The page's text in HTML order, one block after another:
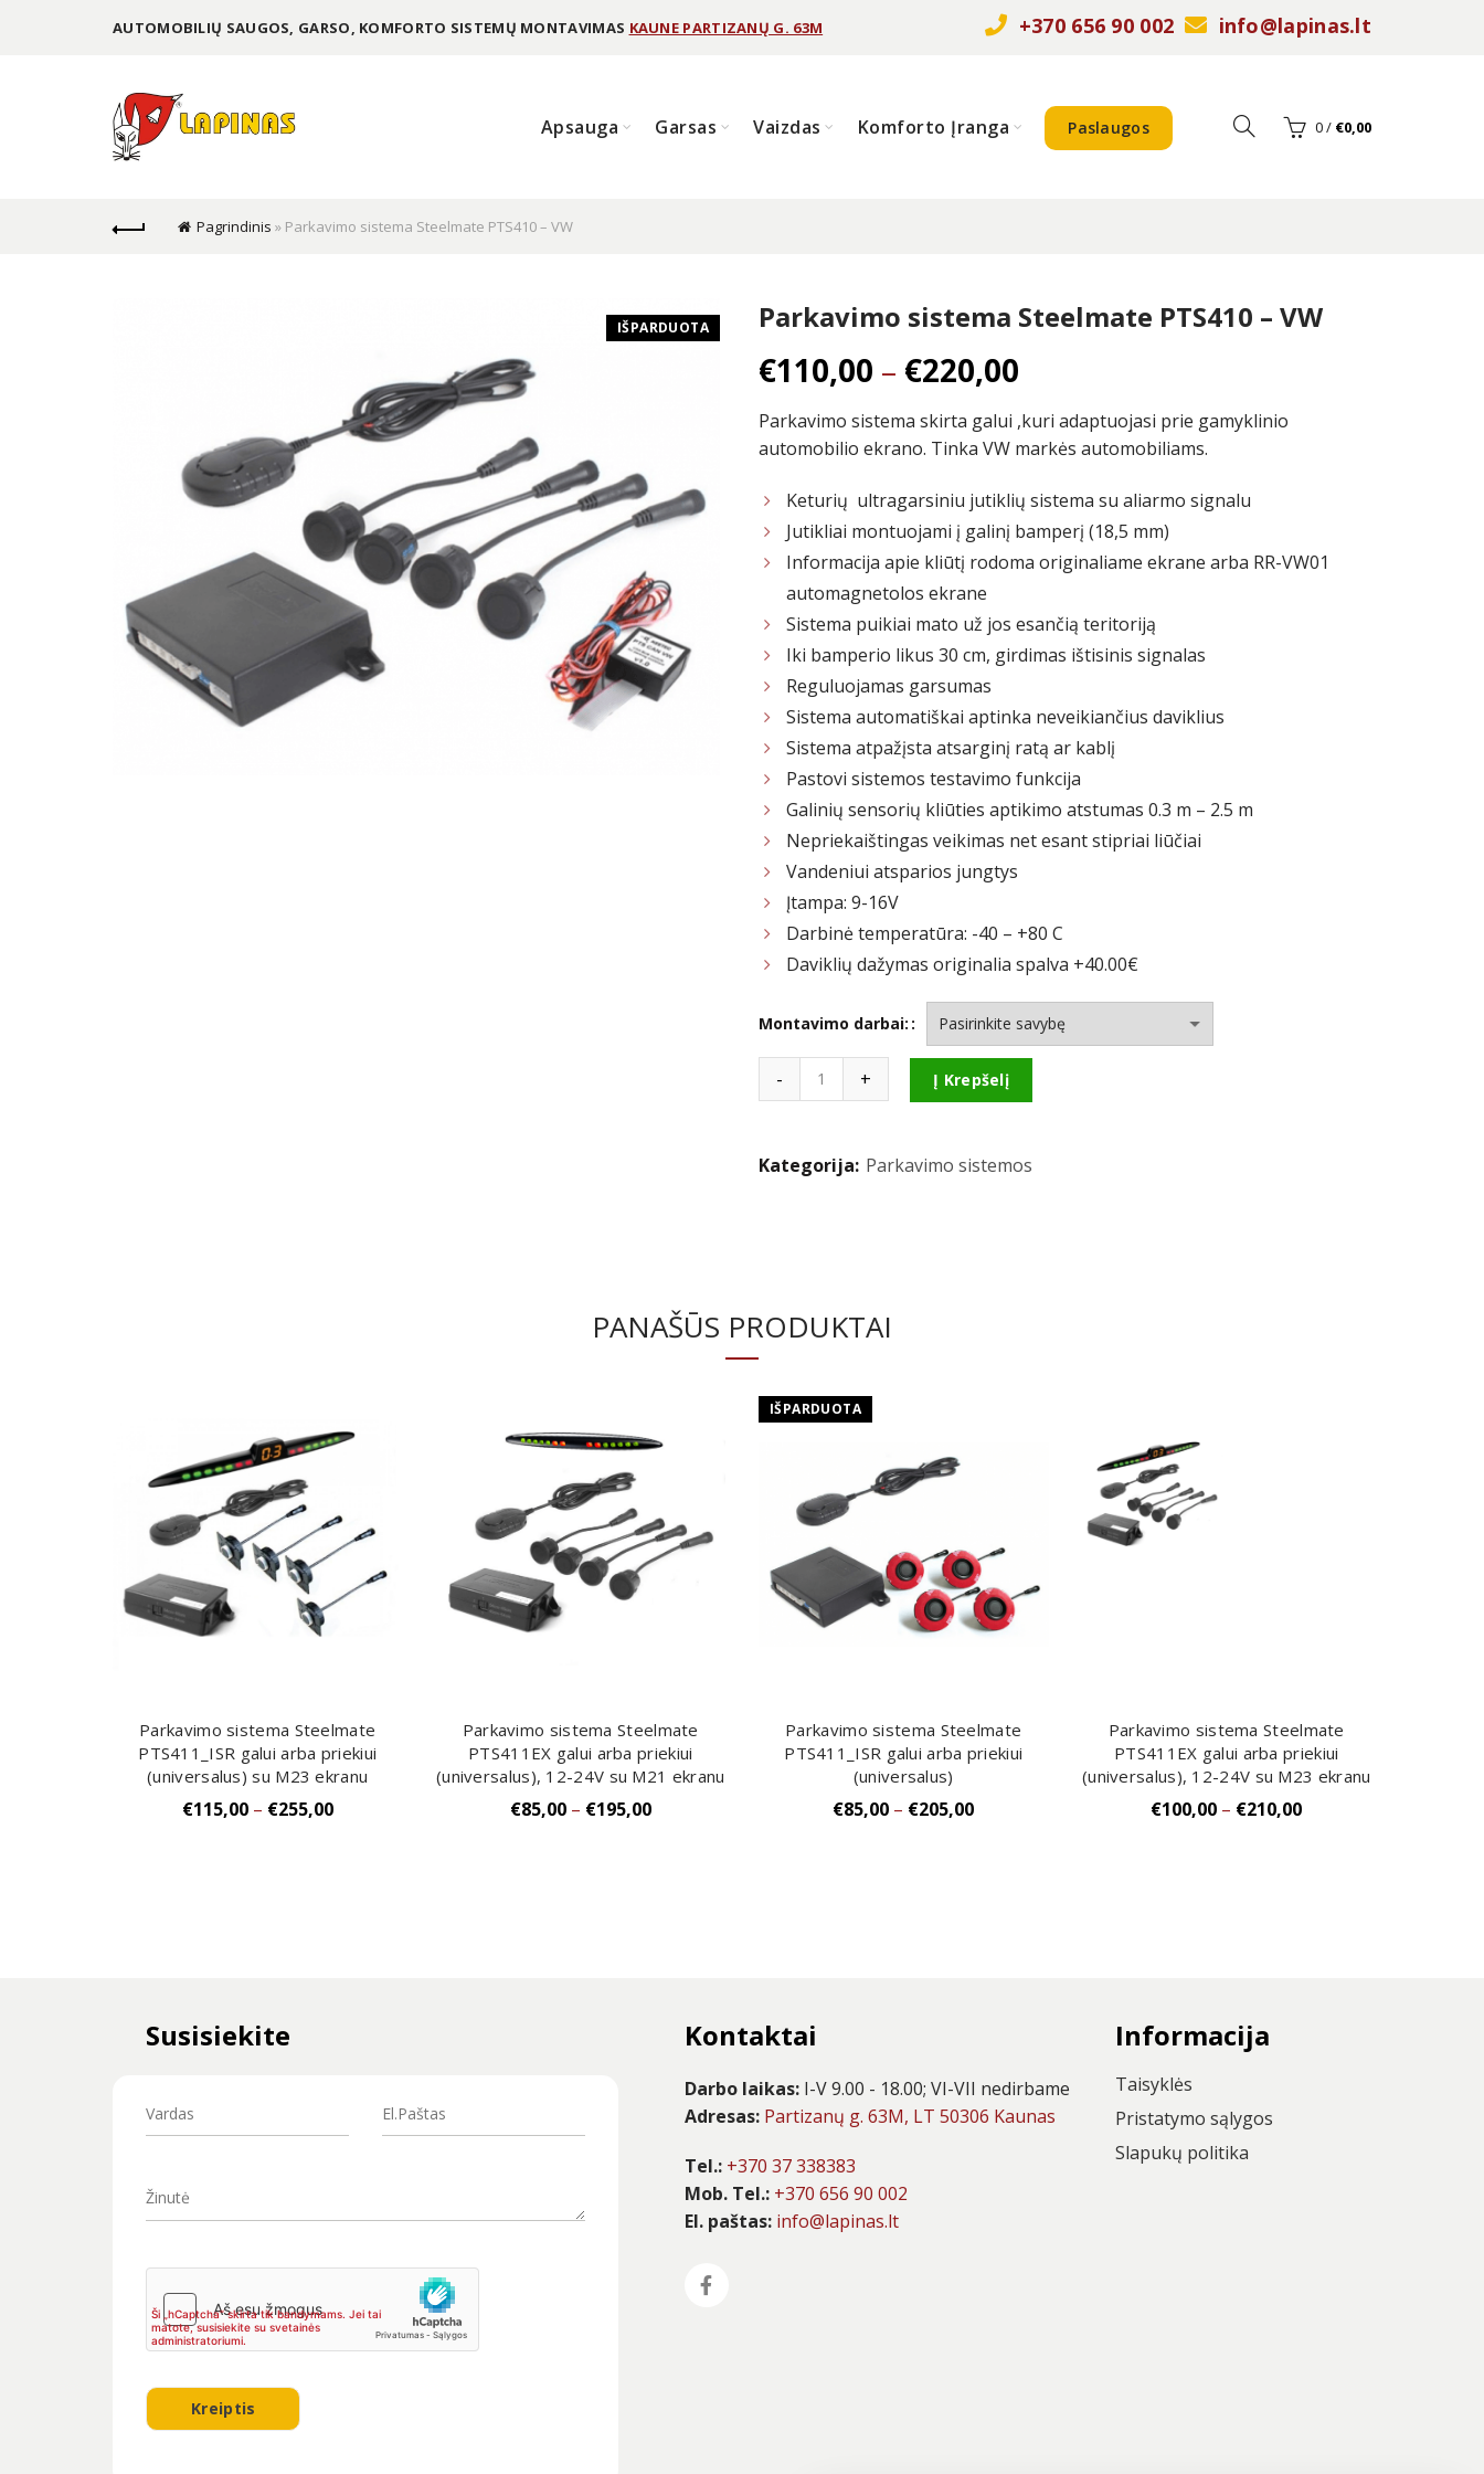
AUTOMOBILIŲ SAUGOS, GARSO, KOMFORTO SISTEMŲ MONTAVIMAS KAUNE PARTIZANŲ G. 63M +370 656 90 002 info@lapinas.lt
Apsauga Garsas Vaizdas Komforto Įranga Paslaugos 0/ €0,00
Pagrindinis » Parkavimo sistema Steelmate PTS410 – VW
IŠPARDUOTA Parkavimo sistema Steelmate PTS410 – VW
€110,00 – €220,00
Parkavimo sistema skirta galui ,kuri adaptuojasi prie gamyklinio
automobilio ekrano. Tinka VW markės automobiliams.
Keturių ultragarsiniu jutiklių sistema su aliarmo signalu
Jutikliai montuojami į galinį bamperį (18,5 mm)
Informacija apie kliūtį rodoma originaliame ekrane arba RR-VW01
automagnetolos ekrane
Sistema puikiai mato už jos esančią teritoriją
Iki bamperio likus 30 cm, girdimas ištisinis signalas
Reguluojamas garsumas
Sistema automatiškai aptinka neveikiančius daviklius
Sistema atpažįsta atsarginį ratą ar kablį
Pastovi sistemos testavimo funkcija
Galinių sensorių kliūties aptikimo atstumas 0.3 m – 2.5 m
Nepriekaištingas veikimas net esant stipriai liūčiai
Vandeniui atsparios jungtys
Įtampa: 9-16V
Darbinė temperatūra: -40 – +80 C
Daviklių dažymas originalia spalva +40.00€
Montavimo darbai:
Į Krepšelį
Kategorija: Parkavimo sistemos
PANAŠŪS PRODUKTAI
Į Krepšelį
Parkavimo sistema Steelmate
PTS411_ISR galui arba priekiui
(universalus) su M23 ekranu
€115,00– €255,00
Į Krepšelį
Parkavimo sistema Steelmate
PTS411EX galui arba priekiui
(universalus), 12-24V su M21 ekranu
€85,00– €195,00
IŠPARDUOTA
Į Krepšelį
Parkavimo sistema Steelmate
PTS411_ISR galui arba priekiui
(universalus)
€85,00 – €205,00
Į Krepšelį
Parkavimo sistema Steelmate
PTS411EX galui arba priekiui
(universalus), 12-24V su M23 ekranu
€100,00 – €210,00
Susisiekite Kontaktai
Darbo laikas:I-V 9.00 - 18.00; VI-VII nedirbame
Adresas: Partizanų g. 63M, LT 50306 Kaunas
Tel.: +370 37 338383
Mob. Tel.: +370 656 90 002
El. paštas: info@lapinas.lt
Informacija
Taisyklės
Pristatymo sąlygos
Slapukų politika